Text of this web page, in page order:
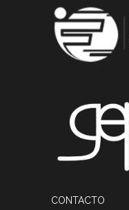
CONTACTO